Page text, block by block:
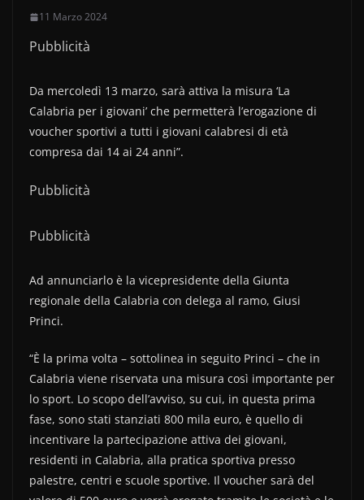
11 Marzo 2024
Pubblicità
Da mercoledì 13 marzo, sarà attiva la misura ‘La
Calabria per i giovani’ che permetterà l’erogazione di
voucher sportivi a tutti i giovani calabresi di età
compresa dai 14 ai 24 anni”.
Pubblicità
Pubblicità
Ad annunciarlo è la vicepresidente della Giunta
regionale della Calabria con delega al ramo, Giusi
Princi.
“È la prima volta – sottolinea in seguito Princi – che in
Calabria viene riservata una misura così importante per
lo sport. Lo scopo dell’avviso, su cui, in questa prima
fase, sono stati stanziati 800 mila euro, è quello di
incentivare la partecipazione attiva dei giovani,
residenti in Calabria, alla pratica sportiva presso
palestre, centri e scuole sportive. Il voucher sarà del